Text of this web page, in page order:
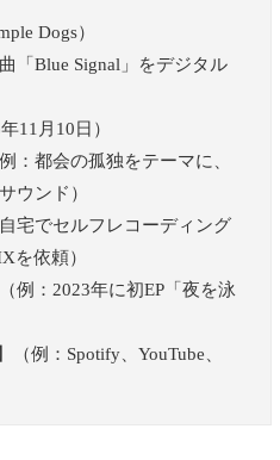
Dogs）
「Blue Signal」をデジタル
11月10日）
：都会の孤独をテーマに、
ウンド）
宅でセルフレコーディング
を依頼）
例：2023年に初EP「夜を泳
（例：Spotify、YouTube、